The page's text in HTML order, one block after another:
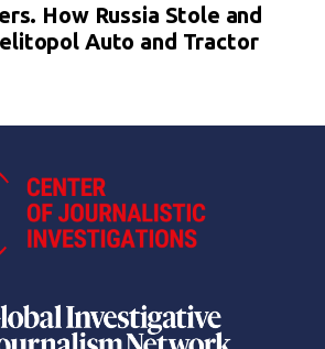
How Russia Stole and
Auto and Tractor